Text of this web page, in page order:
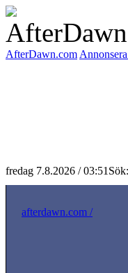
AfterDawn.com
fredag 7.8.2026 / 03:51 Sök:
afterdawn.com /